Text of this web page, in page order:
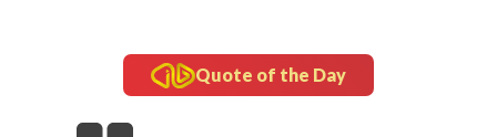
Quote of the Day